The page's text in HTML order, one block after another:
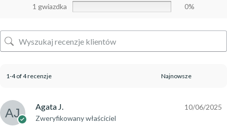
1 gwiazdka
0%
1-4 of 4 recenzje
Agata J.
Zweryfikowany właściciel
10/06/2025